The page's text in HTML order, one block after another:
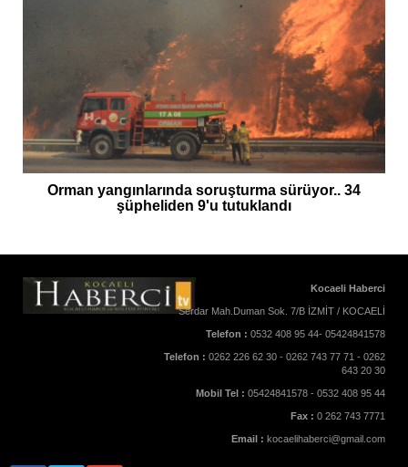
Orman yangınlarında soruşturma sürüyor.. 34
şüpheliden 9'u tutuklandı
Kocaeli Haberci
Serdar Mah.Duman Sok. 7/B İZMİT / KOCAELİ
Telefon : 0532 408 95 44- 05424841578
Telefon : 0262 226 62 30 - 0262 743 77 71 - 0262
643 20 30
Mobil Tel : 05424841578 - 0532 408 95 44
Fax : 0 262 743 7771
Email : kocaelihaberci@gmail.com